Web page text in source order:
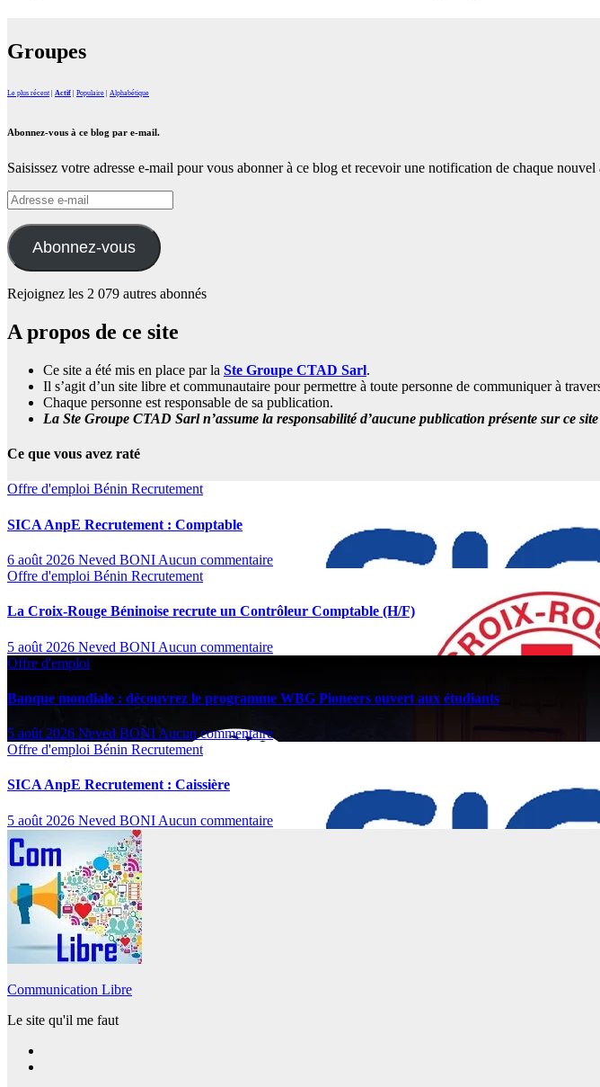
Groupes
Le plus récent Actif Populaire Alphabétique
Abonnez-vous à ce blog par e-mail.
Saisissez votre adresse e-mail pour vous abonner à ce blog et recevoir une notification de chaque
Adresse
e-
mail
Abonnez-vous
Rejoignez les 2 079 autres abonnés
A propos de ce site
Ce site a été mis en place par la Ste Groupe CTAD Sarl.
Il s’agit d’un site libre et communautaire pour permettre à toute personne de communiquer à
Chaque personne est responsable de sa publication.
La Ste Groupe CTAD Sarl n’assume la responsabilité d’aucune publication présente sur ce site
Ce que vous avez raté
Offre d'emploi Bénin Recrutement
SICA AnpE Recrutement : Comptable
6 août 2026 Neved BONI Aucun commentaire
Offre d'emploi Bénin Recrutement
La Croix-Rouge Béninoise recrute un Contrôleur Comptable (H/F)
5 août 2026 Neved BONI Aucun commentaire
Offre d'emploi
Banque mondiale : découvrez le programme WBG Pioneers ouvert aux étudiants
5 août 2026 Neved BONI Aucun commentaire
Offre d'emploi Bénin Recrutement
SICA AnpE Recrutement : Caissière
5 août 2026 Neved BONI Aucun commentaire
Communication Libre
Le site qu'il me faut